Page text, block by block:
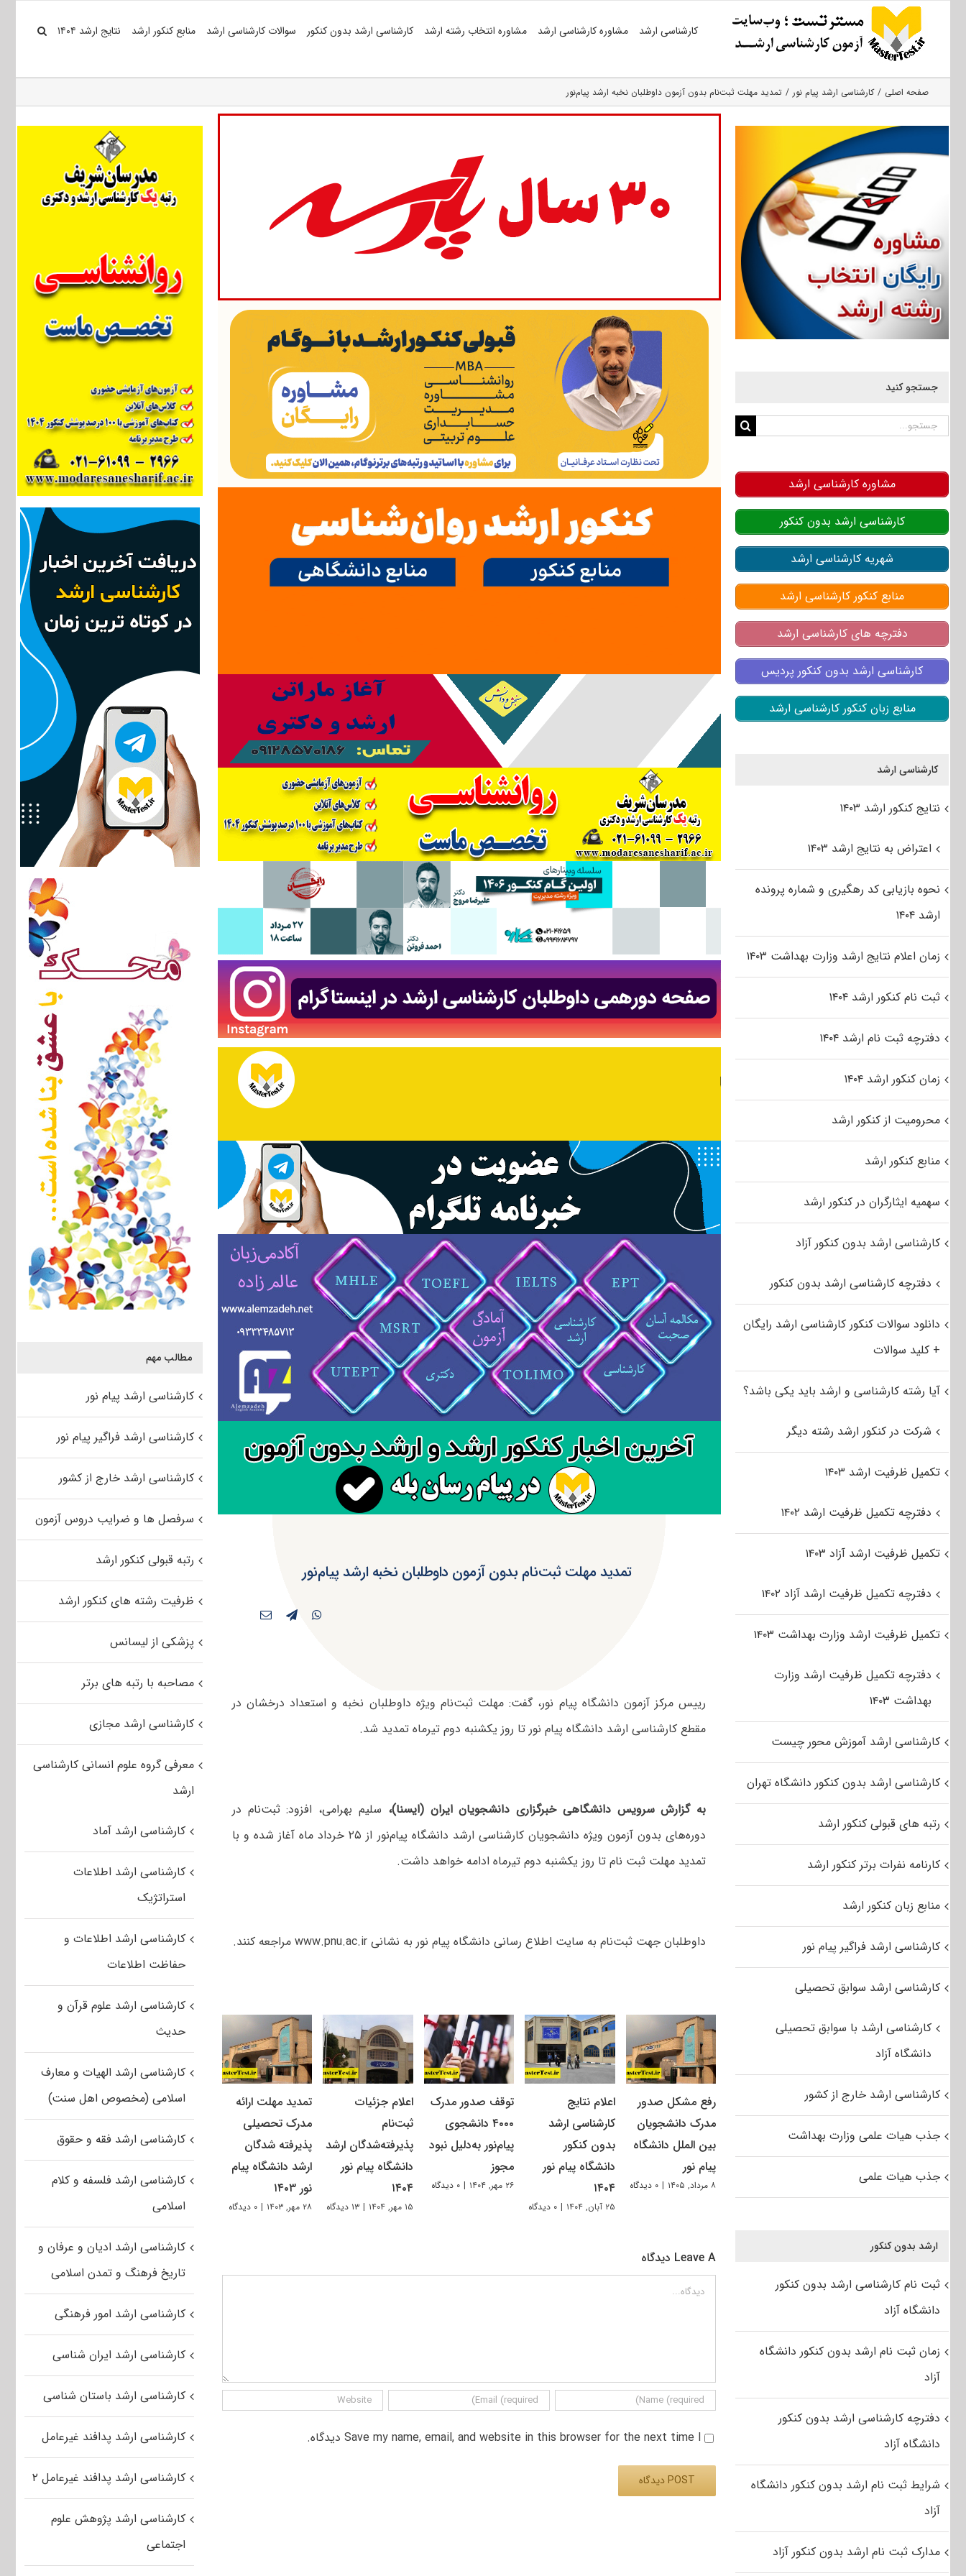
کارشناسی ارشد مشاوره کارشناسی ارشد مشاوره انتخاب رشته ارشد کارشناسی ارشد بدون کنکور سوالات کارشناسی ارشد منابع کنکور ارشد نتایج ارشد ۱۴۰۴
صفحه اصلی کارشناسی ارشد پیام نور تمدید مهلت ثبت‌نام بدون آزمون داوطلبان نخبه ارشد پیام‌نور
تمدید مهلت ثبت‌نام بدون آزمون داوطلبان نخبه ارشد پیام‌نور
رییس مرکز آزمون دانشگاه پیام نور، گفت: مهلت ثبت‌نام ویژه داوطلبان نخبه و استعداد درخشان در
مقطع کارشناسی ارشد دانشگاه پیام نور تا روز یکشنبه دوم تیرماه تمدید شد.
به گزارش سرویس دانشگاهی خبرگزاری دانشجویان ایران (ایسنا)، سلیم بهرامی، افزود: ثبت‌نام در
دوره‌های بدون آزمون ویژه دانشجویان کارشناسی ارشد دانشگاه پیام‌نور از ۲۵ خرداد ماه آغاز شده و با
تمدید مهلت ثبت نام تا روز یکشنبه دوم تیرماه ادامه خواهد داشت.
داوطلبان جهت ثبت‌نام به سایت اطلاع رسانی دانشگاه پیام نور به نشانی www.pnu.ac.ir مراجعه کنند.
رفع مشکل صدور
مدرک دانشجویان
بین الملل دانشگاه
پیام نور
۸ مرداد, ۱۴۰۵ | ۰ دیدگاه
اعلام نتایج
کارشناسی ارشد
بدون کنکور
دانشگاه پیام نور
۱۴۰۴
۲۵ آبان, ۱۴۰۴ | ۰ دیدگاه
توقف صدور مدرک
۴۰۰۰ دانشجوی
پیام‌نور به‌دلیل نبود
مجوز
۲۶ مهر, ۱۴۰۴ | ۰ دیدگاه
اعلام جزئیات
ثبت‌نام
پذیرفته‌شدگان ارشد
دانشگاه پیام نور
۱۴۰۴
۱۵ مهر, ۱۴۰۴ | ۱۳ دیدگاه
تمدید مهلت ارائه
مدرک تحصیلی
پذیرفته شدگان
ارشد دانشگاه پیام
نور ۱۴۰۳
۲۸ مهر, ۱۴۰۳ | ۰ دیدگاه
Leave A دیدگاه
دیدگاه
Save my name, email, and website in this browser for the next time I دیدگاه.
مطالب مهم
کارشناسی ارشد پیام نور
کارشناسی ارشد فراگیر پیام نور
کارشناسی ارشد خارج از کشور
سرفصل ها و ضرایب دروس آزمون
رتبه قبولی کنکور ارشد
ظرفیت رشته های کنکور ارشد
پزشکی از لیسانس
مصاحبه با رتبه های برتر
کارشناسی ارشد مجازی
معرفی گروه علوم انسانی کارشناسی
ارشد
کارشناسی ارشد آماد
کارشناسی ارشد اطلاعات
استراتژیک
کارشناسی ارشد اطلاعات و
حفاظت اطلاعات
کارشناسی ارشد علوم قرآن و
حدیث
کارشناسی ارشد الهیات و معارف
اسلامی (مخصوص اهل سنت)
کارشناسی ارشد فقه و حقوق
کارشناسی ارشد فلسفه و کلام
اسلامی
کارشناسی ارشد ادیان و عرفان و
تاریخ فرهنگ و تمدن اسلامی
کارشناسی ارشد امور فرهنگی
کارشناسی ارشد ایران شناسی
کارشناسی ارشد باستان شناسی
کارشناسی ارشد پدافند غیرعامل
کارشناسی ارشد پدافند غیرعامل ۲
کارشناسی ارشد پژوهش علوم
اجتماعی
جستجو کنید
جستجو
مشاوره کارشناسی ارشد
کارشناسی ارشد بدون کنکور
شهریه کارشناسی ارشد
منابع کنکور کارشناسی ارشد
دفترچه های کارشناسی ارشد
کارشناسی ارشد بدون کنکور پردیس
منابع زبان کنکور کارشناسی ارشد
کارشناسی ارشد
نتایج کنکور ارشد ۱۴۰۳
اعتراض به نتایج ارشد ۱۴۰۳
نحوه بازیابی کد رهگیری و شماره پرونده
ارشد ۱۴۰۴
زمان اعلام نتایج ارشد وزارت بهداشت ۱۴۰۳
ثبت نام کنکور ارشد ۱۴۰۴
دفترچه ثبت نام ارشد ۱۴۰۴
زمان کنکور ارشد ۱۴۰۴
محرومیت از کنکور ارشد
منابع کنکور ارشد
سهمیه ایثارگران در کنکور ارشد
کارشناسی ارشد بدون کنکور آزاد
دفترچه کارشناسی ارشد بدون کنکور
دانلود سوالات کنکور کارشناسی ارشد رایگان
+ کلید سوالات
آیا رشته کارشناسی و ارشد باید یکی باشد؟
شرکت در کنکور ارشد رشته دیگر
تکمیل ظرفیت ارشد ۱۴۰۳
دفترچه تکمیل ظرفیت ارشد ۱۴۰۲
تکمیل ظرفیت ارشد آزاد ۱۴۰۳
دفترچه تکمیل ظرفیت ارشد آزاد ۱۴۰۲
تکمیل ظرفیت ارشد وزارت بهداشت ۱۴۰۳
دفترچه تکمیل ظرفیت ارشد وزارت
بهداشت ۱۴۰۳
کارشناسی ارشد آموزش محور چیست
کارشناسی ارشد بدون کنکور دانشگاه تهران
رتبه های قبولی کنکور ارشد
کارنامه نفرات برتر کنکور ارشد
منابع زبان کنکور ارشد
کارشناسی ارشد فراگیر پیام نور
کارشناسی ارشد سوابق تحصیلی
کارشناسی ارشد با سوابق تحصیلی
دانشگاه آزاد
کارشناسی ارشد خارج از کشور
جذب هیات علمی وزارت بهداشت
جذب هیات علمی
ارشد بدون کنکور
ثبت نام کارشناسی ارشد بدون کنکور
دانشگاه آزاد
زمان ثبت نام ارشد بدون کنکور دانشگاه
آزاد
دفترچه کارشناسی ارشد بدون کنکور
دانشگاه آزاد
شرایط ثبت نام ارشد بدون کنکور دانشگاه
آزاد
مدارک ثبت نام ارشد بدون کنکور آزاد